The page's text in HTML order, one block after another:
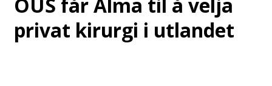
OUS får Alma til å velja
privat kirurgi i utlandet